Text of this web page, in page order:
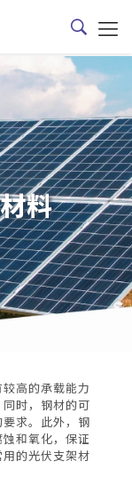
料
高的承载能力
时，钢材的可
求。此外，钢
和氧化，保证
的光伏支架材